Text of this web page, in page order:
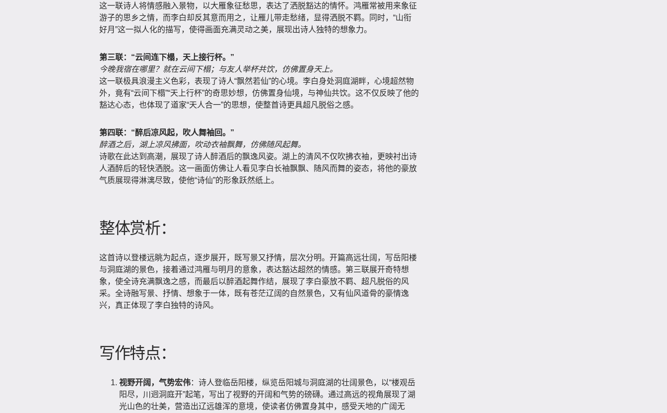
这一联诗人将情感融入景物，以大雁象征愁思，表达了洒脱豁达的情怀。鸿雁常被用来象征
游子的思乡之情，而李白却反其意而用之，让雁儿带走愁绪，显得洒脱不羁。同时，“山衔
好月”这一拟人化的描写，使得画面充满灵动之美，展现出诗人独特的想象力。
第三联：“云间连下榻，天上接行杯。”
今晚我宿在哪里？就在云间下榻；与友人举杯共饮，仿佛置身天上。
这一联极具浪漫主义色彩，表现了诗人“飘然若仙”的心境。李白身处洞庭湖畔，心境超然物
外，竟有“云间下榻”“天上行杯”的奇思妙想，仿佛置身仙境，与神仙共饮。这不仅反映了他的
豁达心态，也体现了道家“天人合一”的思想，使整首诗更具超凡脱俗之感。
第四联：“醉后凉风起，吹人舞袖回。”
醉酒之后，湖上凉风拂面，吹动衣袖飘舞，仿佛随风起舞。
诗歌在此达到高潮，展现了诗人醉酒后的飘逸风姿。湖上的清风不仅吹拂衣袖，更映衬出诗
人酒醉后的轻快洒脱。这一画面仿佛让人看见李白长袖飘飘、随风而舞的姿态，将他的豪放
气质展现得淋漓尽致，使他“诗仙”的形象跃然纸上。
整体赏析：
这首诗以登楼远眺为起点，逐步展开，既写景又抒情，层次分明。开篇高远壮阔，写岳阳楼
与洞庭湖的景色，接着通过鸿雁与明月的意象，表达豁达超然的情感。第三联展开奇特想
象，使全诗充满飘逸之感，而最后以醉酒起舞作结，展现了李白豪放不羁、超凡脱俗的风
采。全诗融写景、抒情、想象于一体，既有苍茫辽阔的自然景色，又有仙风道骨的豪情逸
兴，真正体现了李白独特的诗风。
写作特点：
视野开阔，气势宏伟：诗人登临岳阳楼，纵览岳阳城与洞庭湖的壮阔景色，以“楼观岳
阳尽，川迥洞庭开”起笔，写出了视野的开阔和气势的磅礴。通过高远的视角展现了湖
光山色的壮美，营造出辽远雄浑的意境，使读者仿佛置身其中，感受天地的广阔无